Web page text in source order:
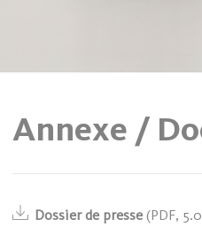
Annexe /
Dossier de presse (PDF,